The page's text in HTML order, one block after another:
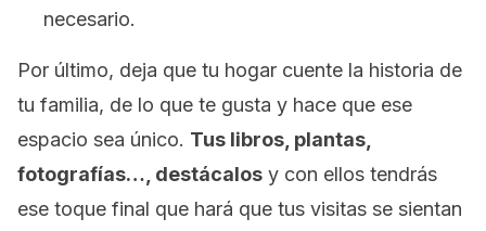
necesario.
Por último, deja que tu hogar cuente la historia de
tu familia, de lo que te gusta y hace que ese
espacio sea único. Tus libros, plantas,
fotografías…, destácalos y con ellos tendrás
ese toque final que hará que tus visitas se sientan